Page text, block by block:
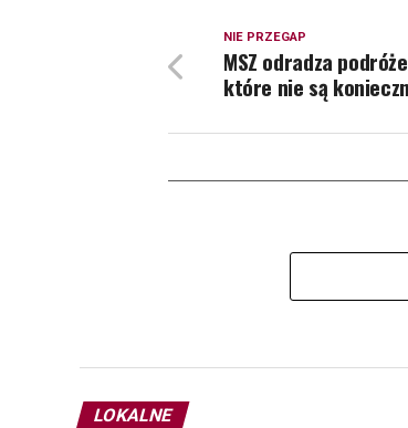
NIE PRZEGAP
MSZ odradza
które nie są
LOKALNE